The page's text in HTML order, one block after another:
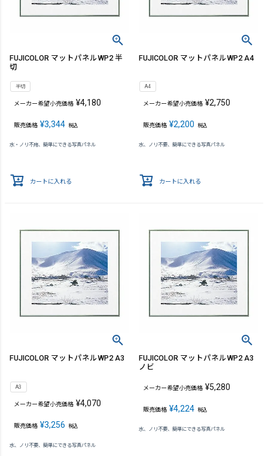
FUJICOLOR マットパネルWP2 半
切
半切
メーカー希望小売価格 ¥4,180
販売価格 ¥3,344 税込
水・ノリ不用、簡単にできる写真パネル
カートに入れる
FUJICOLOR マットパネルWP2 A4
A4
メーカー希望小売価格 ¥2,750
販売価格 ¥2,200 税込
水、ノリ不要、簡単にできる写真パネル
カートに入れる
FUJICOLOR マットパネルWP2 A3
A3
メーカー希望小売価格 ¥4,070
販売価格 ¥3,256 税込
水、ノリ不要、簡単にできる写真パネル
FUJICOLOR マットパネルWP2 A3
ノビ
メーカー希望小売価格 ¥5,280
販売価格 ¥4,224 税込
水、ノリ不要、簡単にできる写真パネル